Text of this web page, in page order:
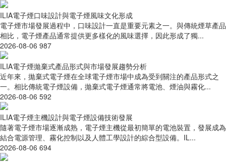
ILIA電子煙口味設計與電子煙風味文化形成
電子煙市場發展過程中，口味設計一直是重要元素之一。與傳統煙草產品
相比，電子煙產品通常提供更多樣化的風味選擇，因此形成了獨...
2026-08-06 987
ILIA電子煙拋棄式產品形式與市場發展趨勢分析
近年來，拋棄式電子煙在全球電子煙市場中成為受到關注的產品形式之
一。相比傳統電子煙設備，拋棄式電子煙通常將電池、煙油與霧化...
2026-08-06 592
ILIA電子煙主機設計與電子煙設備技術發展
隨著電子煙市場逐漸成熟，電子煙主機從最初簡單的電池裝置，發展成為
結合電源管理、霧化控制以及人體工學設計的綜合型設備。IL...
2026-08-06 694